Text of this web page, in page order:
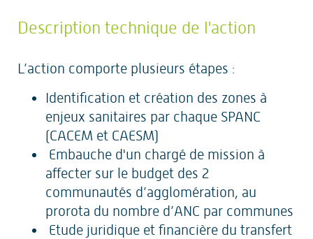
Description technique de l'action
L’action comporte plusieurs étapes :
Identification et création des zones à
enjeux sanitaires par chaque SPANC
(CACEM et CAESM)
Embauche d'un chargé de mission à
affecter sur le budget des 2
communautés d’agglomération, au
prorota du nombre d’ANC par communes
Etude juridique et financière du transfert